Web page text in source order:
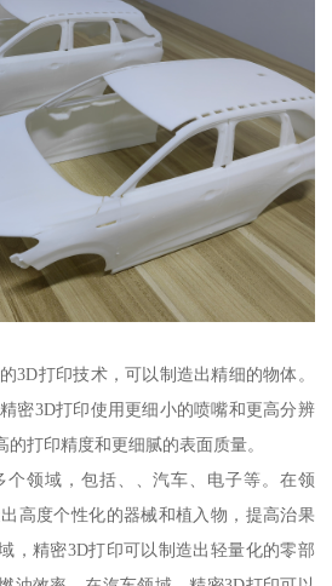
3D打印技术，可以制造出精细的物体。
密3D打印使用更细小的喷嘴和更高分辨
打印精度和更细腻的表面质量。
个领域，包括、、汽车、电子等。在领
高度个性化的器械和植入物，提高治果
，精密3D打印可以制造出轻量化的零部